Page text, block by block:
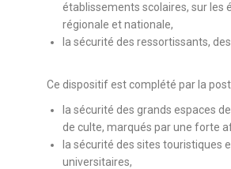
établissements scolaires, sur les
régionale et nationale,
la sécurité des ressortissants,
Ce dispositif est complété par la
la sécurité des grands espaces
de culte, marqués par une forte
la sécurité des sites touristiques
universitaires,